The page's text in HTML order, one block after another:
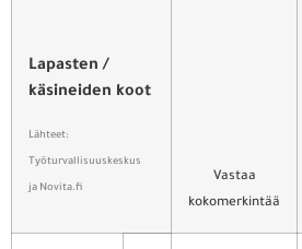
Lapasten /
käsineiden koot
Lähteet:
Työturvallisuuskeskus
ja Novita.fi
Vastaa
kokomerkintää